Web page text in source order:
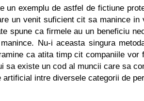
un exemplu de astfel de fictiune
un venit suficient cit sa manince in
spune ca firmele au un beneficiu
Nu-i aceasta singura
ca atita timp cit companiile vor
sa existe un cod al muncii care sa
artificial intre diversele categorii de